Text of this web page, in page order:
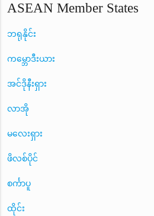
ASEAN Member States
ဘရုနိုင်း
ကမ္ဘောဒီးယား
အင်ဒိုနီးရှား
လာအို
မလေးရှား
ဖိလစ်ပိုင်
စင်္ကာပူ
ထိုင်း